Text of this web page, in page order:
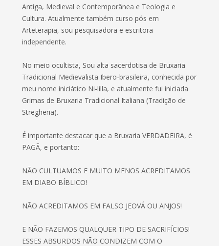
Antiga, Medieval e Contemporânea e Teologia e
Cultura. Atualmente também curso pós em
Arteterapia, sou pesquisadora e escritora
independente.
No meio ocultista, Sou alta sacerdotisa de Bruxaria
Tradicional Medievalista Ibero-brasileira, conhecida por
meu nome iniciático Ni-lilla, e atualmente fui iniciada
Grimas de Bruxaria Tradicional Italiana (Tradição de
Stregheria).
É importante destacar que a Bruxaria VERDADEIRA, é
PAGÃ, e portanto:
NÃO CULTUAMOS E MUITO MENOS ACREDITAMOS
EM DIABO BÍBLICO!
NÃO ACREDITAMOS EM FALSO JEOVÁ OU ANJOS!
E NÃO FAZEMOS QUALQUER TIPO DE SACRIFÍCIOS!
ESSES ABSURDOS NÃO CONDIZEM COM O